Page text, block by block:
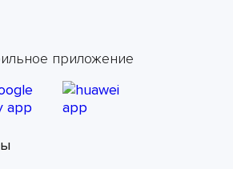
приложение